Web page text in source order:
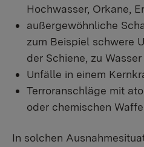
Hochwasser, Orkane,
außergewöhnliche
zum Beispiel schwere
der Schiene, zu
Unfälle in einem
Terroranschläge mit
oder chemischen
In solchen